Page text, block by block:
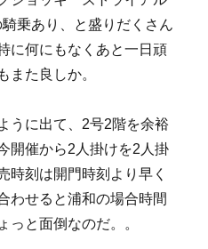
乗あり、と盛りだくさん
に何にもなくあと一日頑
また良しか。
うに出て、2号2階を余裕
開催から2人掛けを2人掛
時刻は開門時刻より早く
わせると浦和の場合時間
っと面倒なのだ。。